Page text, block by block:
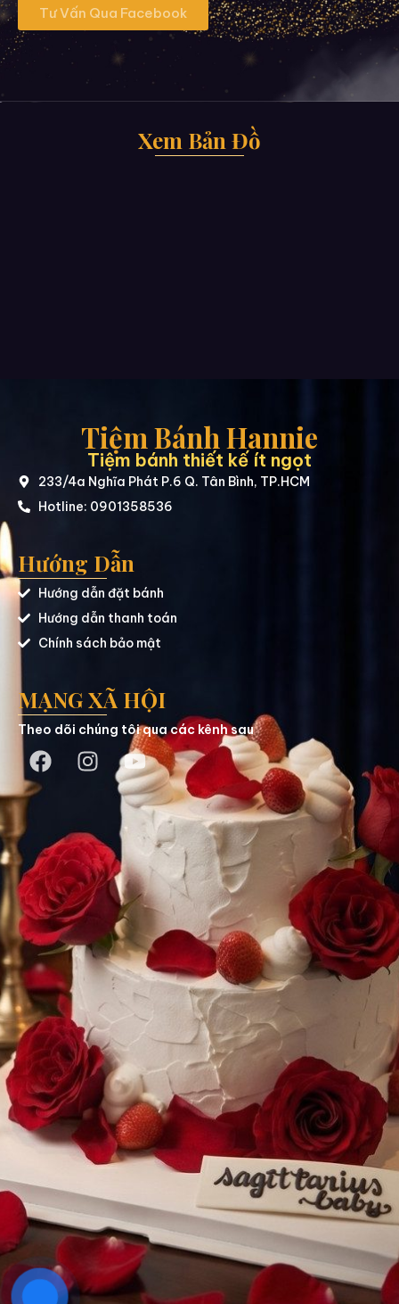
Tư Vấn Qua Facebook
Xem Bản Đồ
Tiệm Bánh Hannie
Tiệm bánh thiết kế ít ngọt
233/4a Nghĩa Phát P.6 Q. Tân Bình, TP.HCM
Hotline: 0901358536
Hướng Dẫn
Hướng dẫn đặt bánh
Hướng dẫn thanh toán
Chính sách bảo mật
MẠNG XÃ HỘI
Theo dõi chúng tôi qua các kênh sau